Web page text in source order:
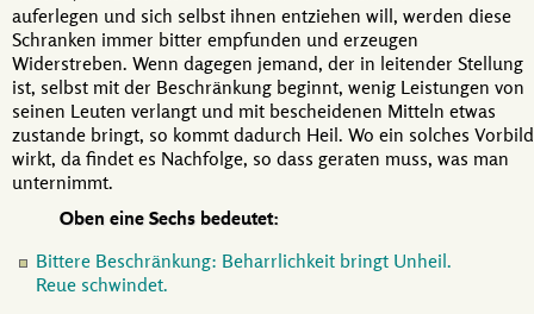
auferlegen und sich selbst ihnen entziehen will, werden diese
Schranken immer bitter empfunden und erzeugen
Widerstreben. Wenn dagegen jemand, der in leitender Stellung
ist, selbst mit der Beschränkung beginnt, wenig Leistungen von
seinen Leuten verlangt und mit bescheidenen Mitteln etwas
zustande bringt, so kommt dadurch Heil. Wo ein solches Vorbild
wirkt, da findet es Nachfolge, so dass geraten muss, was man
unternimmt.
Oben eine Sechs bedeutet:
Bittere Beschränkung: Beharrlichkeit bringt Unheil.
Reue schwindet.